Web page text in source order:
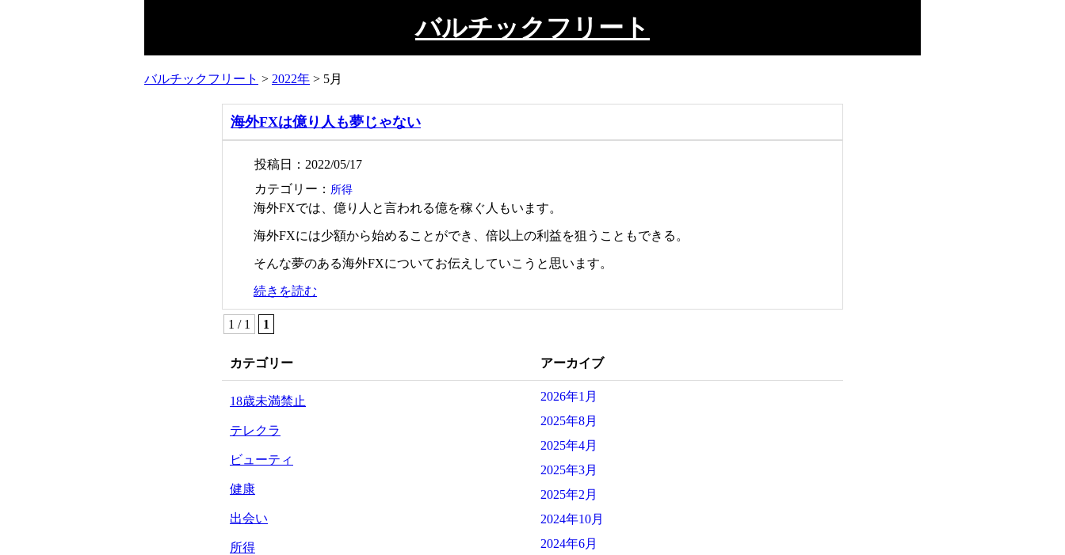
バルチックフリート
バルチックフリート > 2022年 > 5月
海外FXは億り人も夢じゃない
投稿日：2022/05/17
カテゴリー： 所得
海外FXでは、億り人と言われる億を稼ぐ人もいます。
海外FXには少額から始めることができ、倍以上の利益を狙うこともできる。
そんな夢のある海外FXについてお伝えしていこうと思います。
続きを読む
1 / 1 1
カテゴリー
18歳未満禁止
テレクラ
ビューティ
健康
出会い
所得
アーカイブ
2026年1月
2025年8月
2025年4月
2025年3月
2025年2月
2024年10月
2024年6月